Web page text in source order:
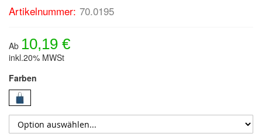
Artikelnummer: 70.0195
Ab 10,19 €
inkl.20% MWSt
Farben